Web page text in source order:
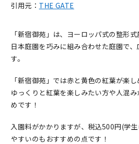
引用元： THE GATE
「新宿御苑」は、ヨーロッパ式の整形式
日本庭園を巧みに組み合わせた庭園で
す。
「新宿御苑」では赤と黄色の紅葉が楽
ゆっくりと紅葉を楽しみたい方や人混
めです！
入園料がかかりますが、税込500円(学
やすいのもおすすめの点です！